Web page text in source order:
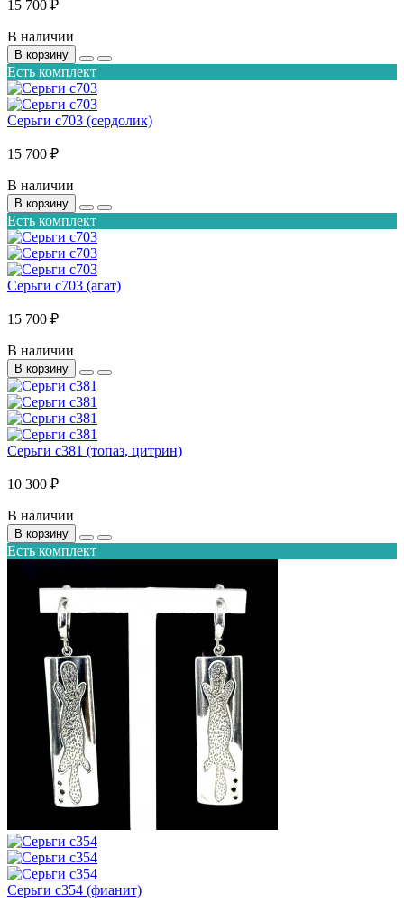
15 700 ₽
В наличии
В корзину
Есть комплект
Серьги с703 (сердолик)
15 700 ₽
В наличии
В корзину
Есть комплект
Серьги с703 (агат)
15 700 ₽
В наличии
В корзину
Серьги с381 (топаз, цитрин)
10 300 ₽
В наличии
В корзину
Есть комплект
Серьги с354 (фианит)